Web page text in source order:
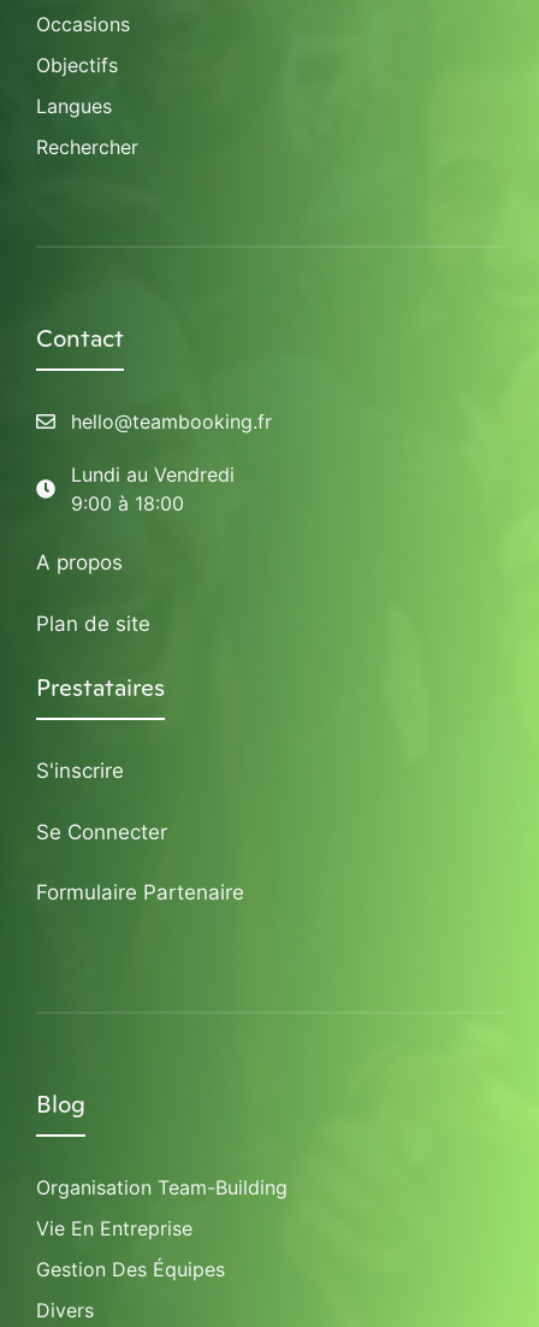
Occasions
Objectifs
Langues
Rechercher
Contact
hello@teambooking.fr
Lundi au Vendredi
9:00 à 18:00
A propos
Plan de site
Prestataires
S'inscrire
Se Connecter
Formulaire Partenaire
Blog
Organisation Team-Building
Vie En Entreprise
Gestion Des Équipes
Divers